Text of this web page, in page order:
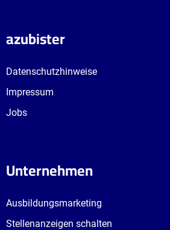
azubister
Datenschutzhinweise
Impressum
Jobs
Unternehmen
Ausbildungsmarketing
Stellenanzeigen schalten